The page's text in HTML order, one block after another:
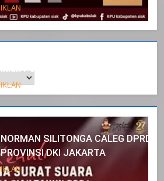
IKLAN
Iklan Pemerintah Kabupaten Siak
IKLAN
NORMAN SILITONGA CALEG DPRD
PROVINSI DKI JAKARTA
IKLAN